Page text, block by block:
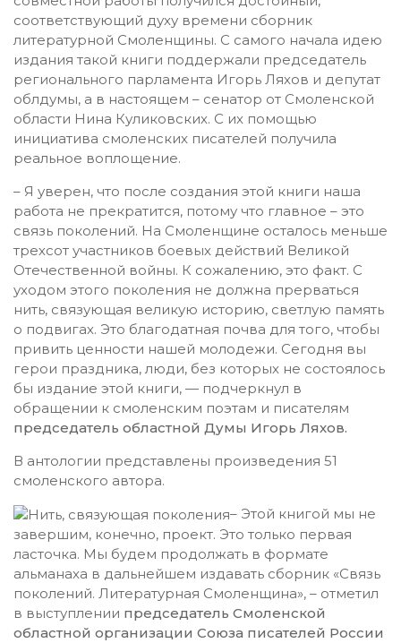
соответствующий духу времени сборник
литературной Смоленщины. С самого начала идею
издания такой книги поддержали председатель
регионального парламента Игорь Ляхов и депутат
облдумы, а в настоящем – сенатор от Смоленской
области Нина Куликовских. С их помощью
инициатива смоленских писателей получила
реальное воплощение.
– Я уверен, что после создания этой книги наша
работа не прекратится, потому что главное – это
связь поколений. На Смоленщине осталось меньше
трехсот участников боевых действий Великой
Отечественной войны. К сожалению, это факт. С
уходом этого поколения не должна прерваться
нить, связующая великую историю, светлую память
о подвигах. Это благодатная почва для того, чтобы
привить ценности нашей молодежи. Сегодня вы
герои праздника, люди, без которых не состоялось
бы издание этой книги, — подчеркнул в
обращении к смоленским поэтам и писателям
председатель областной Думы Игорь Ляхов.
В антологии представлены произведения 51
смоленского автора.
– Этой книгой мы не
завершим, конечно, проект. Это только первая
ласточка. Мы будем продолжать в формате
альманаха в дальнейшем издавать сборник «Связь
поколений. Литературная Смоленщина», – отметил
в выступлении председатель Смоленской
областной организации Союза писателей России